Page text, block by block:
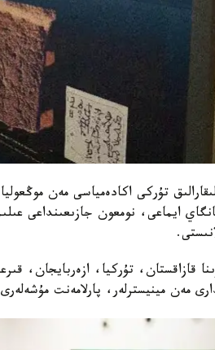
تۇركى اكادەمياسى مەن
ايماعى، نومعون جازىعىنداعى
قازاقستان، تۇركيا، ازەربايجان،
مەن مينيسترلەر، پارلامەنت